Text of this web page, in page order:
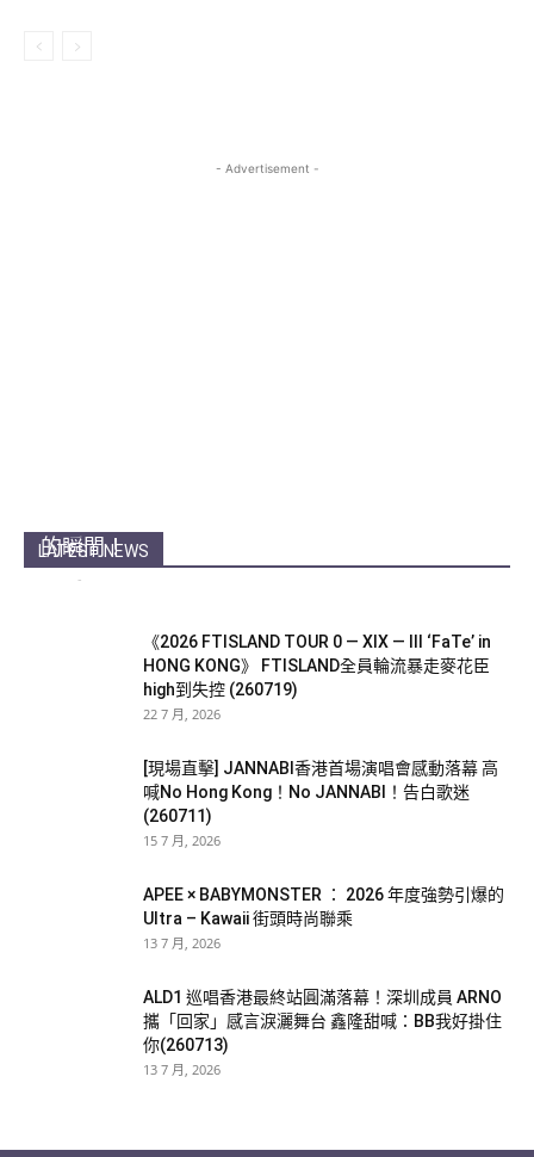
- Advertisement -
LATEST NEWS
的瞬間！
-
《2026 FTISLAND TOUR 0 — XIX — III ‘FaTe’ in
HONG KONG》 FTISLAND全員輪流暴走麥花臣
high到失控 (260719)
22 7 月, 2026
[現場直擊] JANNABI香港首場演唱會感動落幕 高
喊No Hong Kong！No JANNABI！告白歌迷
(260711)
15 7 月, 2026
APEE × BABYMONSTER ： 2026 年度強勢引爆的
Ultra – Kawaii 街頭時尚聯乘
13 7 月, 2026
ALD1 巡唱香港最終站圓滿落幕！深圳成員 ARNO
攜「回家」感言淚灑舞台 鑫隆甜喊：BB我好掛住
你(260713)
13 7 月, 2026